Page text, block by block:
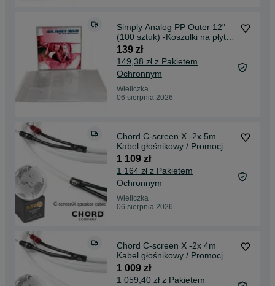
Simply Analog PP Outer 12"
(100 sztuk) -Koszulki na płyty
analogowe
139 zł
149,38 zł z Pakietem
Ochronnym
Wieliczka
06 sierpnia 2026
Chord C-screen X -2x 5m
Kabel głośnikowy / Promocja
!!!
1 109 zł
1 164 zł z Pakietem
Ochronnym
Wieliczka
06 sierpnia 2026
Chord C-screen X -2x 4m
Kabel głośnikowy / Promocja
!!!
1 009 zł
1 059,40 zł z Pakietem